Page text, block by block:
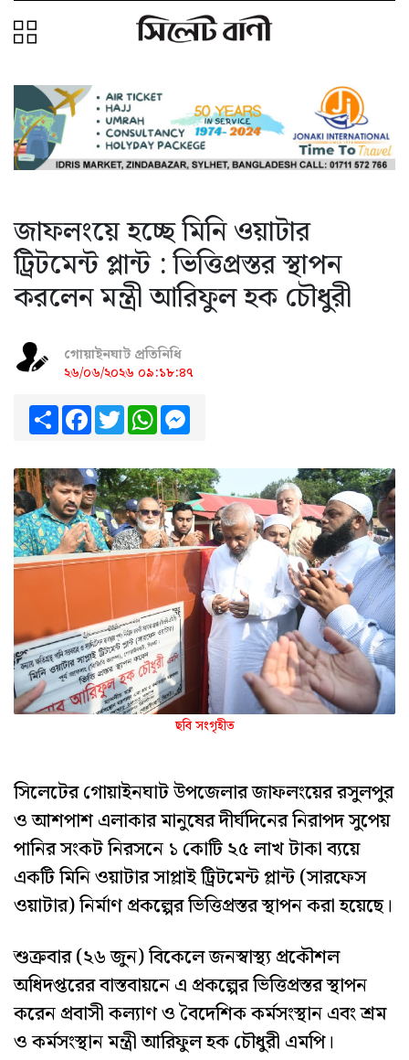
জাফলংয়ে হচ্ছে মিনি ওয়াটার
ট্রিটমেন্ট প্লান্ট : ভিত্তিপ্রস্তর স্থাপন
করলেন মন্ত্রী আরিফুল হক চৌধুরী
গোয়াইনঘাট প্রতিনিধি
২৬/০৬/২০২৬ ০৯:১৮:৪৭
ShareFacebook
TwitterWhatsApp
ছবি সংগৃহীত
সিলেটের গোয়াইনঘাট উপজেলার জাফলংয়ের রসুলপুর
ও আশপাশ এলাকার মানুষের দীর্ঘদিনের নিরাপদ সুপেয়
পানির সংকট নিরসনে ১ কোটি ২৫ লাখ টাকা ব্যয়ে
একটি মিনি ওয়াটার সাপ্লাই ট্রিটমেন্ট প্লান্ট (সারফেস
ওয়াটার) নির্মাণ প্রকল্পের ভিত্তিপ্রস্তর স্থাপন করা হয়েছে।
শুক্রবার (২৬ জুন) বিকেলে জনস্বাস্থ্য প্রকৌশল
অধিদপ্তরের বাস্তবায়নে এ প্রকল্পের ভিত্তিপ্রস্তর স্থাপন
করেন প্রবাসী কল্যাণ ও বৈদেশিক কর্মসংস্থান এবং শ্রম
ও কর্মসংস্থান মন্ত্রী আরিফুল হক চৌধুরী এমপি।